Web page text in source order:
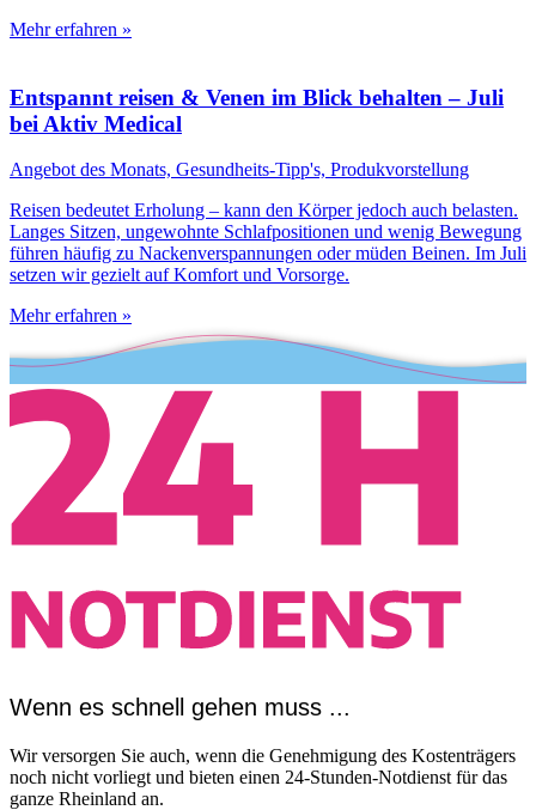
Mehr erfahren »
Entspannt reisen & Venen im Blick behalten – Juli
bei Aktiv Medical
Angebot des Monats, Gesundheits-Tipp's, Produkvorstellung
Reisen bedeutet Erholung – kann den Körper jedoch auch belasten.
Langes Sitzen, ungewohnte Schlafpositionen und wenig Bewegung
führen häufig zu Nackenverspannungen oder müden Beinen. Im Juli
setzen wir gezielt auf Komfort und Vorsorge.
Mehr erfahren »
Wenn es schnell gehen muss ...
Wir versorgen Sie auch, wenn die Genehmigung des Kostenträgers
noch nicht vorliegt und bieten einen 24-Stunden-Notdienst für das
ganze Rheinland an.